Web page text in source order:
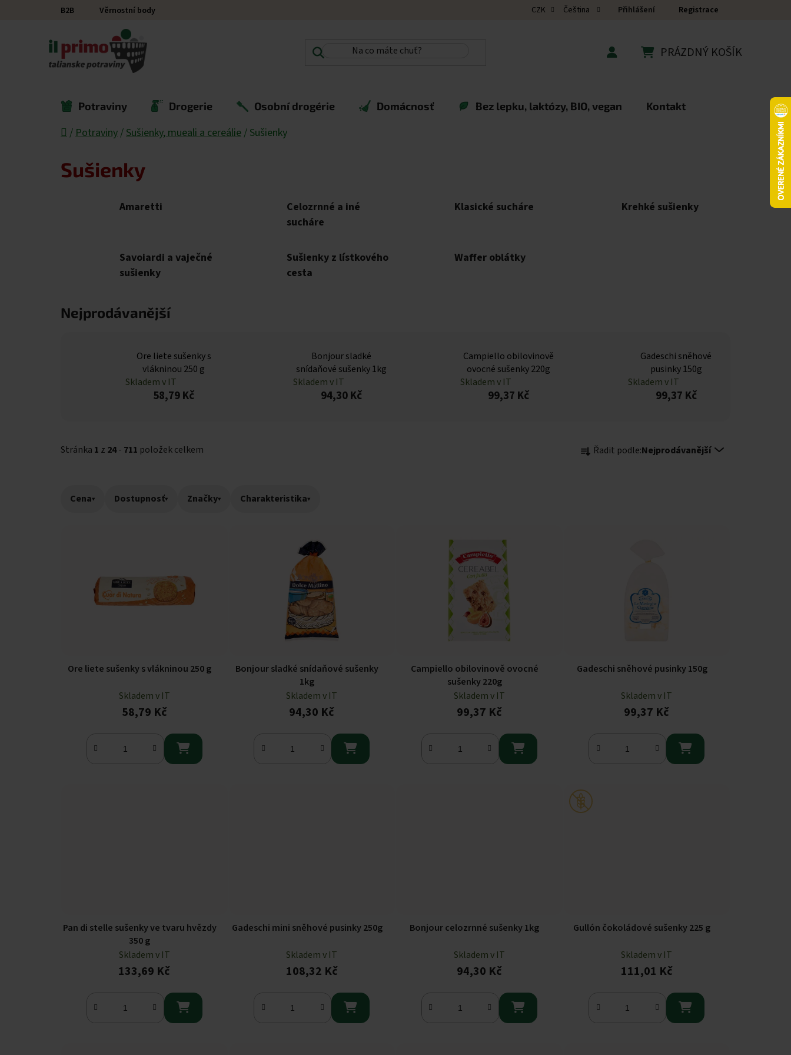
B2B Věrnostní body CZK Čeština Přihlášení Registrace
PRÁZDNÝ KOŠÍK
Potraviny Drogerie Osobní drogérie Domácnosť Bez lepku, laktózy, BIO, vegan Kontakt
Domů
/ Potraviny / Sušienky, mueali a cereálie / Sušienky
Sušienky
Amaretti
Celozrnné a iné
sucháre
Klasické sucháre Krehké sušienky
Savoiardi a vaječné
sušienky
Sušienky z lístkového
cesta
Waffer oblátky
Nejprodávanější
Ore liete sušenky s
vlákninou 250 g
Skladem v IT
58,79 Kč
Bonjour sladké
snídaňové sušenky 1kg
Skladem v IT
94,30 Kč
Campiello obilovinově
ovocné sušenky 220g
Skladem v IT
99,37 Kč
Gadeschi sněhové
pusinky 150g
Skladem v IT
99,37 Kč
Stránka 1 z 24- 711 položek celkem
Řazení produktů
Řadit podle:Nejprodávanější
Cena▾ Dostupnosť▾ Značky▾ Charakteristika▾
Ore liete sušenky s vlákninou 250 g
Skladem v IT
58,79 Kč

Bonjour sladké snídaňové sušenky
1kg
Skladem v IT
94,30 Kč

Campiello obilovinově ovocné
sušenky 220g
Skladem v IT
99,37 Kč

Gadeschi sněhové pusinky 150g
Skladem v IT
99,37 Kč

Pan di stelle sušenky ve tvaru hvězdy
350 g
Skladem v IT
133,69 Kč

Gadeschi mini sněhové pusinky 250g
Skladem v IT
108,32 Kč

Bonjour celozrnné sušenky 1kg
Skladem v IT
94,30 Kč

Gullón čokoládové sušenky 225 g
Skladem v IT
111,01 Kč
